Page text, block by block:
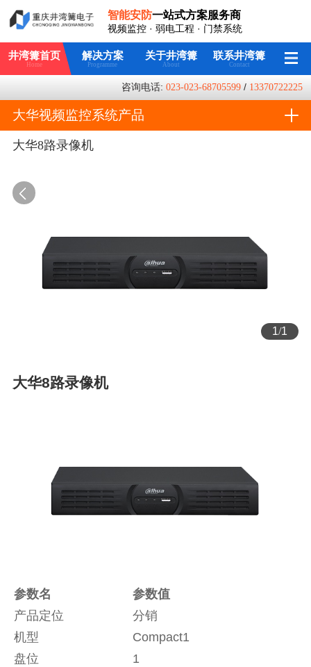
智能安防一站式方案服务商
视频监控 · 弱电工程 · 门禁系统
井湾篝首页
Home
解决方案
Programme
关于井湾篝
About
联系井湾篝
Contact
咨询电话:023-023-68705599 / 13370722225
大华视频监控系统产品
大华8路录像机
1/1
大华8路录像机
参数名
参数值
产品定位
分销
机型
Compact1
盘位
1